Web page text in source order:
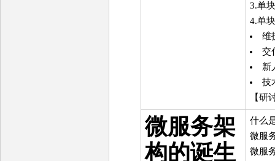
3.单
4.单
维
交
新
技
【研
微服务架
构的诞生
什么
微服
微服